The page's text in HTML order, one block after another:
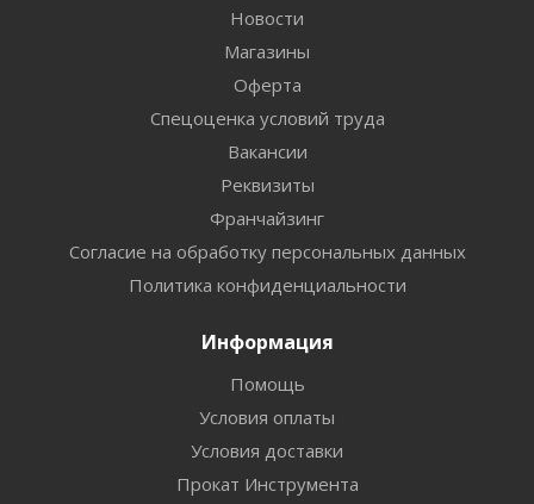
Новости
Магазины
Оферта
Спецоценка условий труда
Вакансии
Реквизиты
Франчайзинг
Согласие на обработку персональных данных
Политика конфиденциальности
Информация
Помощь
Условия оплаты
Условия доставки
Прокат Инструмента